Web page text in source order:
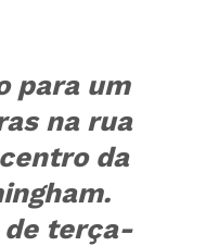
para um
na rua
da
de terça-